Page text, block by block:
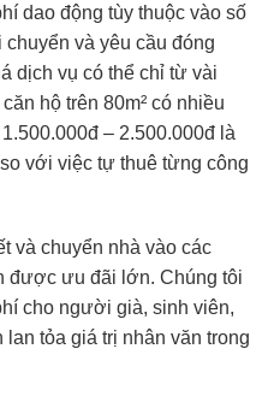
dao động tùy thuộc vào số
và yêu cầu đóng
dịch vụ có thể chỉ từ vài
hộ trên 80m² có nhiều
– 2.500.000đ là
với việc tự thuê từng công
và chuyển nhà vào các
được ưu đãi lớn. Chúng tôi
cho người già, sinh viên,
tỏa giá trị nhân văn trong